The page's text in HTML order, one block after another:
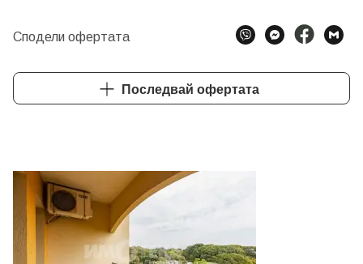
Сподели офертата
Последвай офертата